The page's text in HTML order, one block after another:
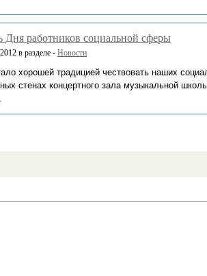
Дня работников социальной сферы
в разделе - Новости
хорошей традицией чествовать наших
стенах концертного зала музыкальной